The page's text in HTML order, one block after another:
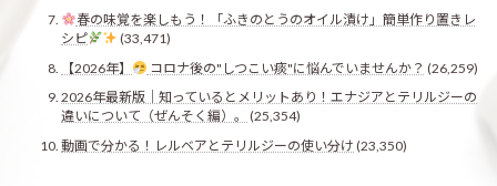
春の味覚を楽しもう！「ふきのとうのオイル漬け」簡単作り置きレ
シピ
(33,471)
【2026年】
コロナ後の"しつこい痰"に悩んでいませんか？ (26,259)
2026年最新版｜知っているとメリットあり！エナジアとテリルジーの
違いについて（ぜんそく編）。
(25,354)
動画で分かる！レルベアとテリルジーの使い分け (23,350)